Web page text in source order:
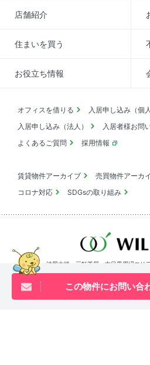
この物件にお問い合
店舗紹介
住まいを買う
お役立ち情報
オフィスを借りる
入居申し込み（個人
入居申し込み（法人）
入居者様お問
よくあるご質問
採用情報
賃貸物件アーカイブ 売買物件アーカ
コロナ対応
SDGsの取り組み
池尻大橋・三軒茶屋・中目黒周辺エリ
0120-